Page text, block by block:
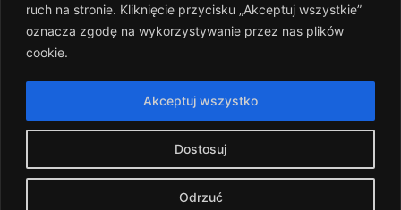
ruch na stronie. Kliknięcie przycisku „Akceptuj wszystkie”
oznacza zgodę na wykorzystywanie przez nas plików
cookie.
Dostosuj
Odrzuć
Akceptuj wszystko